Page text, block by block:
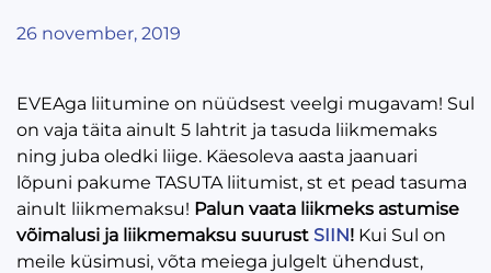
26 november, 2019
EVEAga liitumine on nüüdsest veelgi mugavam! Sul
on vaja täita ainult 5 lahtrit ja tasuda liikmemaks
ning juba oledki liige. Käesoleva aasta jaanuari
lõpuni pakume TASUTA liitumist, st et pead tasuma
ainult liikmemaksu! Palun vaata liikmeks astumise
võimalusi ja liikmemaksu suurust SIIN! Kui Sul on
meile küsimusi, võta meiega julgelt ühendust,